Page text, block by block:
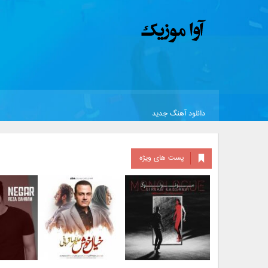
دانلود آهنگ جدید
پست های ویژه